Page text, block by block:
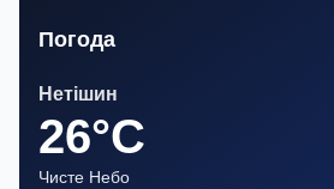
Погода
Нетішин
26°C
Чисте Небо